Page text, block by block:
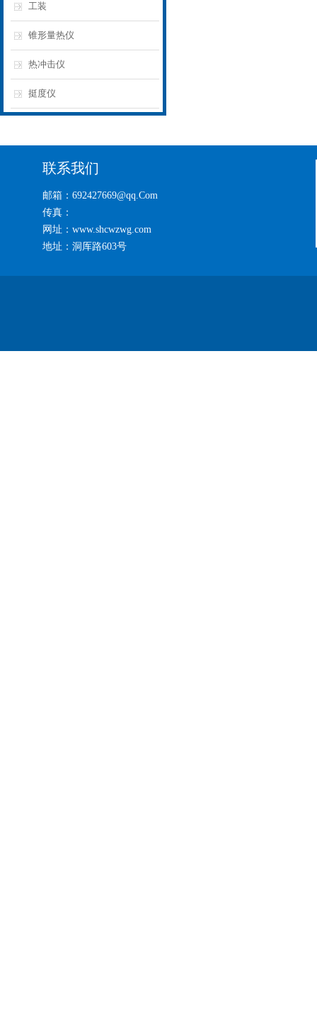
工装
锥形量热仪
热冲击仪
挺度仪
联系我们
邮箱：692427669@qq.Com
传真：
网址：www.shcwzwg.com
地址：洞厍路603号